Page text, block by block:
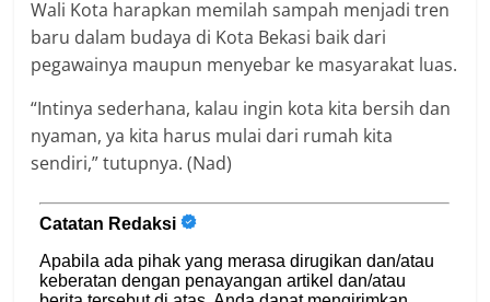
Wali Kota harapkan memilah sampah menjadi tren
baru dalam budaya di Kota Bekasi baik dari
pegawainya maupun menyebar ke masyarakat luas.
“Intinya sederhana, kalau ingin kota kita bersih dan
nyaman, ya kita harus mulai dari rumah kita
sendiri,” tutupnya. (Nad)